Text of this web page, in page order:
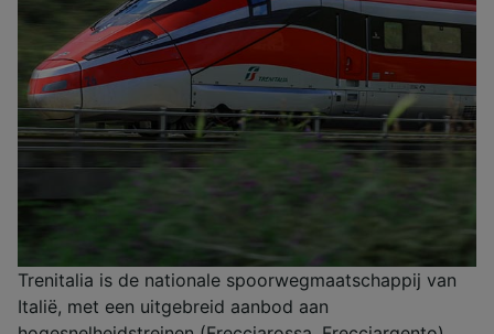
Trenitalia is de nationale spoorwegmaatschappij van
Italië, met een uitgebreid aanbod aan